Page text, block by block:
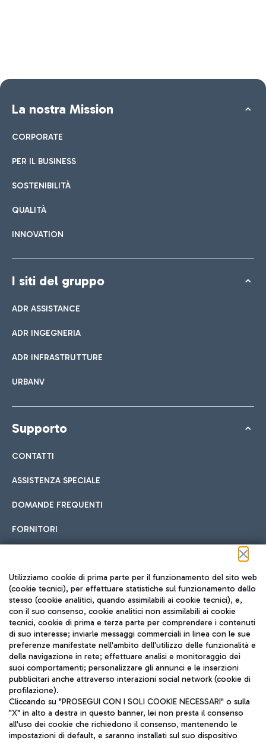
La nostra Mission
CORPORATE
PER IL BUSINESS
SOSTENIBILITÀ
QUALITÀ
INNOVATION
I siti del gruppo
ADR ASSISTANCE
ADR INGEGNERIA
ADR INFRASTRUTTURE
URBANV
Supporto
CONTATTI
ASSISTENZA SPECIALE
DOMANDE FREQUENTI
FORNITORI
Seguici sui social
TRAVEL JOURNAL
ITA
Utilizziamo cookie di prima parte per il funzionamento del sito web
(cookie tecnici), per effettuare statistiche sul funzionamento dello
stesso (cookie analitici, quando assimilabili ai cookie tecnici), e,
con il suo consenso, cookie analitici non assimilabili ai cookie
tecnici, cookie di prima e terza parte per comprendere i contenuti
di suo interesse; inviarle messaggi commerciali in linea con le sue
preferenze manifestate nell'ambito dell'utilizzo delle funzionalità e
della navigazione in rete; effettuare analisi e monitoraggio dei
suoi comportamenti; personalizzare gli annunci e le inserzioni
pubblicitari anche attraverso interazioni social network (cookie di
profilazione).
Cliccando su "PROSEGUI CON I SOLI COOKIE NECESSARI" o sulla
"X" in alto a destra in questo banner, lei non presta il consenso
all'uso dei cookie che richiedono il consenso, mantenendo le
impostazioni di default, e saranno installati sul suo dispositivo